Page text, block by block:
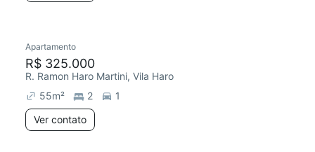
Chegou este mês
Apartamento
R$ 325.000
R. Ramon Haro Martini, Vila Haro
55m² 2
1
Ver contato